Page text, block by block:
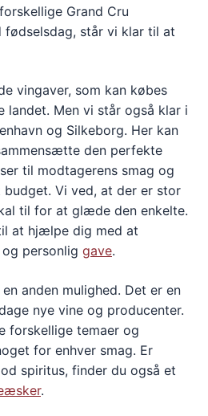
Grand Cru
fødselsdag, står vi klar til at
vingaver, som kan købes
landet. Men vi står også klar i
og Silkeborg. Her kan
den perfekte
til modtagerens smag og
Vi ved, at der er stor
til for at glæde den enkelte.
at hjælpe dig med at
personlig gave.
en anden mulighed. Det er en
nye vine og producenter.
forskellige temaer og
for enhver smag. Er
spiritus, finder du også et
.